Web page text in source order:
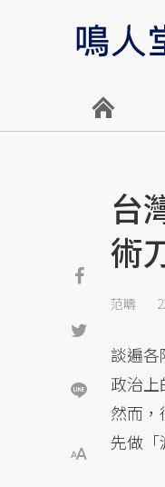
台
術
范疇
談遍各
政治
然而
先做「